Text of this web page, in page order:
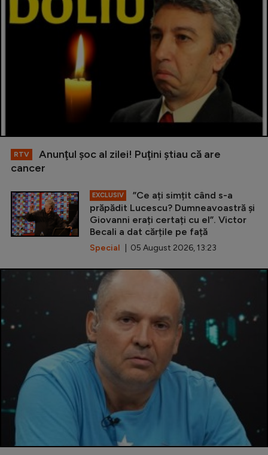
RTV
Anunţul şoc al zilei! Puţini ştiau că are
cancer
EXCLUSIV
”Ce ați simțit când s-a
prăpădit Lucescu? Dumneavoastră și
Giovanni erați certați cu el”. Victor
Becali a dat cărțile pe față
Special | 05 August 2026, 13:23